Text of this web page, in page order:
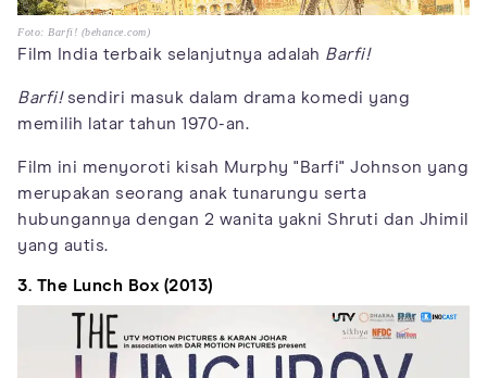
Foto: Barfi! (behance.com)
Film India terbaik selanjutnya adalah Barfi!
Barfi!sendiri masuk dalam drama komedi yang
memilih latar tahun 1970-an.
Film ini menyoroti kisah Murphy "Barfi" Johnson yang
merupakan seorang anak tunarungu serta
hubungannya dengan 2 wanita yakni Shruti dan Jhimil
yang autis.
3. The Lunch Box (2013)